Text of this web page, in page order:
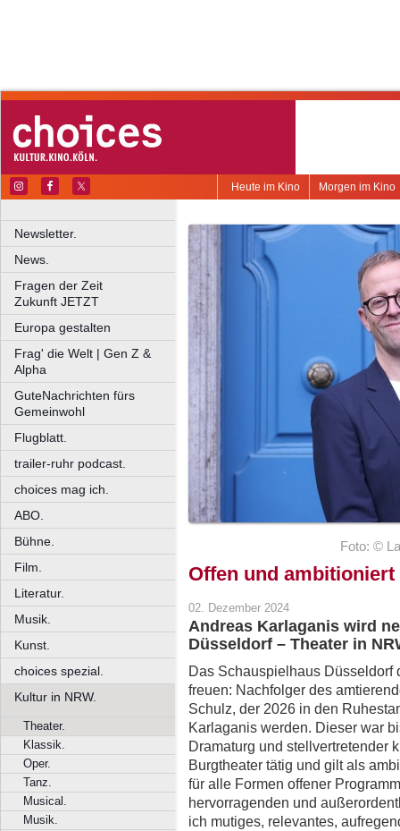
Morgen im Kino
Heute im Kino
Newsletter.
News.
Fragen der Zeit
Zukunft JETZT
Europa gestalten
Frag' die Welt | Gen Z &
Alpha
GuteNachrichten fürs
Gemeinwohl
Flugblatt.
trailer-ruhr podcast.
choices mag ich.
ABO.
Bühne.
Film.
Literatur.
Musik.
Kunst.
choices spezial.
Kultur in NRW.
Theater.
Klassik.
Oper.
Tanz.
Musical.
Musik.
Foto: ©
Offen und ambitioniert
02. Dezember 2024
Andreas Karlaganis wird
Düsseldorf – Theater in
Das Schauspielhaus Düsseldorf
freuen: Nachfolger des
Schulz, der 2026 in den
Karlaganis werden. Dieser war
Dramaturg und stellvertretender
Burgtheater tätig und gilt als
für alle Formen offener
hervorragenden und
ich mutiges, relevantes,